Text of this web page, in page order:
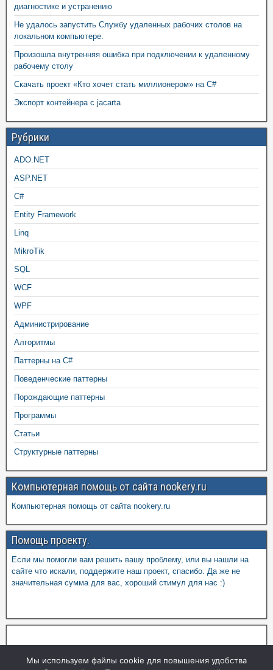
диагностике и устранению
Не удалось запустить Службу удаленных рабочих столов на
локальном компьютере.
Произошла внутренняя ошибка при подключении к удаленному
рабочему столу
Скачать проект «Кто хочет стать миллионером» на C#
Экспорт контейнера с jacarta
Рубрики
ADO.NET
ASP.NET
C#
Entity Framework
Linq
MikroTik
SQL
WCF
WPF
Администрирование
Алгоритмы
Паттерны на C#
Поведенческие паттерны
Порождающие паттерны
Программы
Статьи
Структурные паттерны
Компьютерная помощь от сайта nookery.ru
Компьютерная помощь от сайта nookery.ru
Помощь проекту.
Если мы помогли вам решить вашу проблему, или вы нашли на
сайте что искали, поддержите наш проект, спасибо. Да же не
значительная сумма для вас, хороший стимул для нас :)
Мы используем файлы cookie для повышения удобства